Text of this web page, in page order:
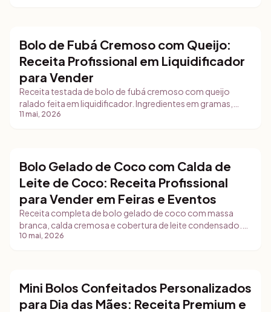
Bolos
Bolo de Fubá Cremoso com Queijo:
Receita Profissional em Liquidificador
para Vender
Receita testada de bolo de fubá cremoso com queijo
ralado feita em liquidificador. Ingredientes em gramas,
técnicas profissionais, tempo de forno, armazenamento,
11 mai, 2026
Bolos
Bolo Gelado de Coco com Calda de
Leite de Coco: Receita Profissional
para Vender em Feiras e Eventos
Receita completa de bolo gelado de coco com massa
branca, calda cremosa e cobertura de leite condensado.
Inclui ingredientes em gramas, tempo de forno,
10 mai, 2026
Bolos
Mini Bolos Confeitados Personalizados
para Dia das Mães: Receita Premium e